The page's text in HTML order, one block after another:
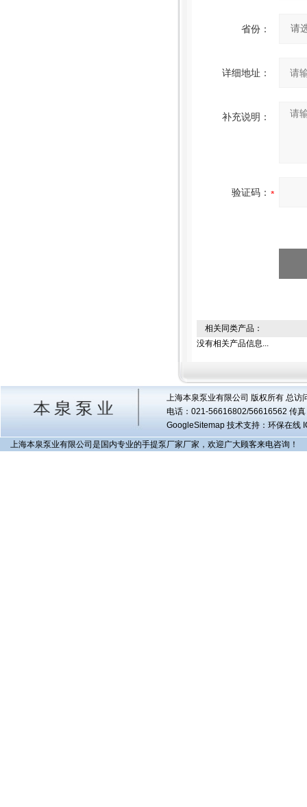
省份：
详细地址：
补充说明：
验证码：
相关同类产品：
没有相关产品信息...
上海本泉泵业有限公司 版权所有 总访
电话：021-56616802/56616562 传
GoogleSitemap技术支持：环保在线
上海本泉泵业有限公司是国内专业的手提泵厂家厂家，欢迎广大顾客来电咨询！